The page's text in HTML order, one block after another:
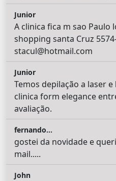
Junior
A clinica fica m sao Paulo
shopping santa Cruz
stacul@hotmail.com
Junior
Temos depilação a laser
clinica form elegance
avaliação.
fernando...
gostei da novidade e
mail.....
John